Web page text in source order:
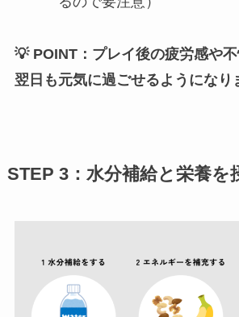
💡 POINT：プレイ後の疲労感や不
翌日も元気に過ごせるようになり
STEP 3：水分補給と栄養を